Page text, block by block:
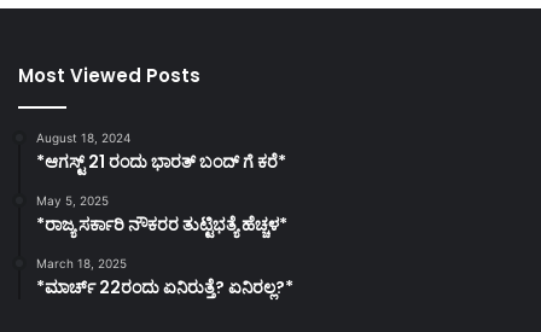
Most Viewed Posts
August 18, 2024
*ಆಗಸ್ಟ್ 21 ರಂದು ಭಾರತ್‌ ಬಂದ್‌ ಗೆ ಕರೆ*
May 5, 2025
*ರಾಜ್ಯ ಸರ್ಕಾರಿ ನೌಕರರ ತುಟ್ಟಿಭತ್ಯೆ ಹೆಚ್ಚಳ*
March 18, 2025
*ಮಾರ್ಚ್ 22ರಂದು ಏನಿರುತ್ತೆ? ಏನಿರಲ್ಲ?*